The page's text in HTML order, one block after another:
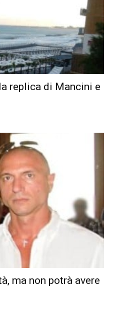
replica di Mancini e
ma non potrà avere